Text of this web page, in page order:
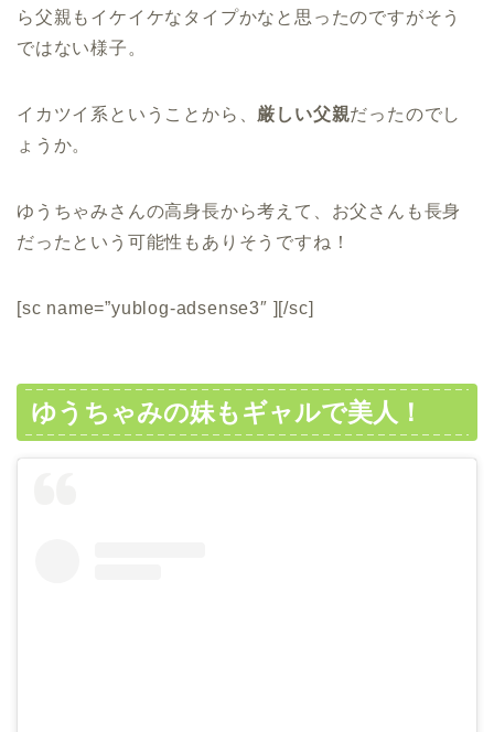
ら父親もイケイケなタイプかなと思ったのですがそう
ではない様子。
イカツイ系ということから、 厳しい父親だったのでし
ょうか。
ゆうちゃみさんの高身長から考えて、お父さんも長身
だったという可能性もありそうですね！
[sc name=”yublog-adsense3″ ][/sc]
ゆうちゃみの妹もギャルで美人！